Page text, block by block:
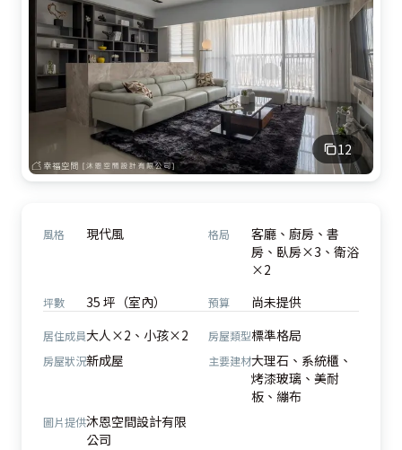
12
風格 現代風 格局
客廳、廚房、書
房、臥房×3、衛浴
×2
坪數 35 坪（室內） 預算 尚未提供
居住成員大人×2、小孩×2 房屋類型標準格局
房屋狀況新成屋 主要建材大理石、系統櫃、
烤漆玻璃、美耐
板、繃布
圖片提供沐恩空間設計有限
公司